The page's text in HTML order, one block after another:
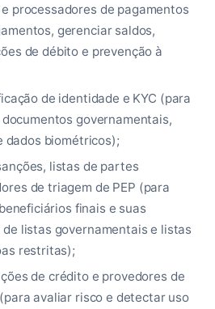
processadores de pagamentos
gerenciar saldos,
de débito e prevenção à
de identidade e KYC (para
governamentais,
dados biométricos);
listas de partes
de triagem de PEP (para
finais e suas
listas governamentais e listas
restritas);
de crédito e provedores de
avaliar risco e detectar uso